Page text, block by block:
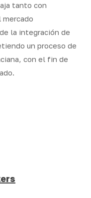
tanto con
mercado
la integración de
un proceso de
con el fin de